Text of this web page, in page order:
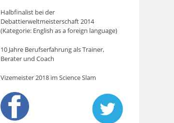
Halbfinalist bei der
Debattierweltmeisterschaft 2014
(Kategorie: English as a foreign language)
10 Jahre Berufserfahrung als Trainer,
Berater und Coach
Vizemeister 2018 im Science Slam